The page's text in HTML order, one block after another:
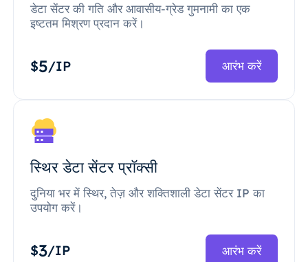
डेटा सेंटर की गति और आवासीय-ग्रेड गुमनामी का एक
इष्टतम मिश्रण प्रदान करें।
$5/IP आरंभ करें
स्थिर डेटा सेंटर प्रॉक्सी
दुनिया भर में स्थिर, तेज़ और शक्तिशाली डेटा सेंटर IP का
उपयोग करें।
$3/IP आरंभ करें